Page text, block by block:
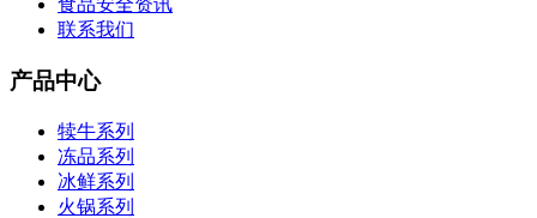
食品安全资讯
联系我们
产品中心
犊牛系列
冻品系列
冰鲜系列
火锅系列